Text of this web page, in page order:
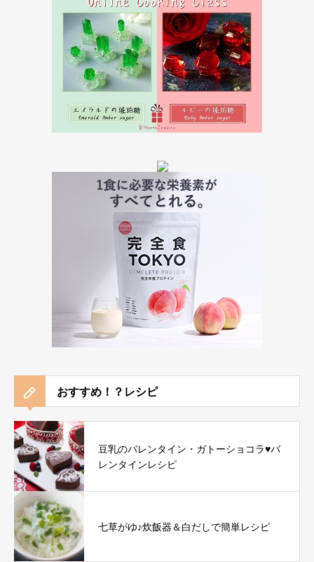
おすすめ！？レシピ
豆乳のバレンタイン・ガトーショコラ♥バ
レンタインレシピ
七草がゆ♪炊飯器＆白だしで簡単レシピ